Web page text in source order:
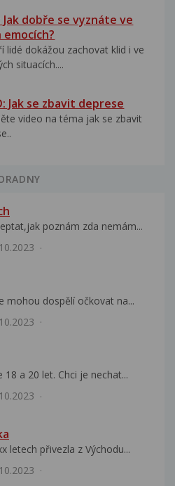
Jak dobře se vyznáte ve
emocích?
lidé dokážou zachovat klid i ve
situacích....
Jak se zbavit deprese
video na téma jak se zbavit
poznám zda nemám...
mohou dospělí očkovat na...
a 20 let. Chci je nechat...
letech přivezla z Východu...